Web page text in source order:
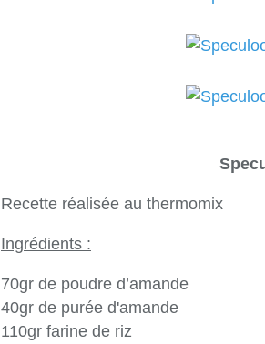
Recette réalisée au thermomix
Ingrédients :
70gr de poudre d’amande
40gr de purée d'amande
110gr farine de riz